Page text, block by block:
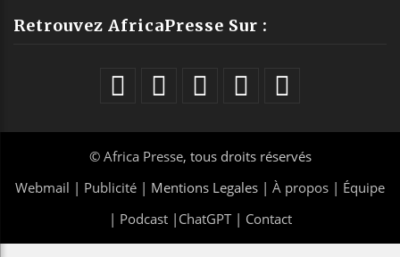
Retrouvez AfricaPresse Sur :
© Africa Presse, tous droits réservés
Webmail | Publicité | Mentions Legales | À propos | Équipe
| Podcast| ChatGPT| Contact